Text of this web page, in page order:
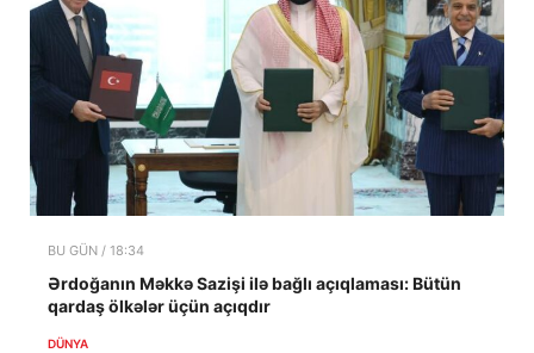
BU GÜN / 18:34
Ərdoğanın Məkkə Sazişi ilə bağlı açıqlaması: Bütün
qardaş ölkələr üçün açıqdır
DÜNYA